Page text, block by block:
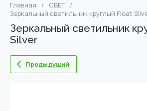
Главная / СВЕТ
/
Зеркальный светильник круглый Float
Зеркальный светильник
Silver
Предыдущий